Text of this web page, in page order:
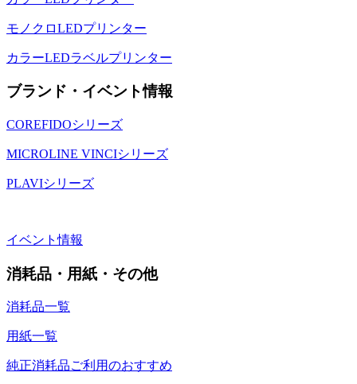
モノクロLEDプリンター
カラーLEDラベルプリンター
ブランド・イベント情報
COREFIDOシリーズ
MICROLINE VINCIシリーズ
PLAVIシリーズ
イベント情報
消耗品・用紙・その他
消耗品一覧
用紙一覧
純正消耗品ご利用のおすすめ